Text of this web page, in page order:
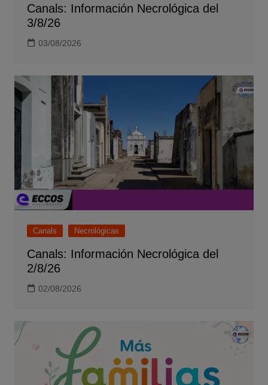
Canals: Información Necrológica del
3/8/26
03/08/2026
Canals Necrológicas
Canals: Información Necrológica del
2/8/26
02/08/2026